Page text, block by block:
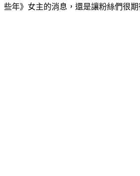
些年》女主的消息，還是讓粉絲們很期